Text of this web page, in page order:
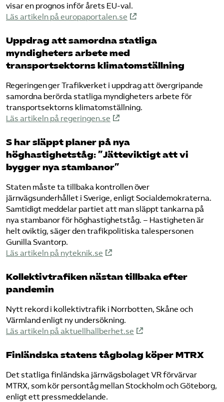
visar en prognos inför årets EU-val.
Läs artikeln på europaportalen.se
Uppdrag att samordna statliga
myndigheters arbete med
transportsektorns klimatomställning
Regeringen ger Trafikverket i uppdrag att övergripande
samordna berörda statliga myndigheters arbete för
transportsektorns klimatomställning.
Läs artikeln på regeringen.se
S har släppt planer på nya
höghastighetståg: ”Jätteviktigt att vi
bygger nya stambanor”
Staten måste ta tillbaka kontrollen över
järnvägsunderhållet i Sverige, enligt Socialdemokraterna.
Samtidigt meddelar partiet att man släppt tankarna på
nya stambanor för höghastighetståg. – Hastigheten är
helt oviktig, säger den trafikpolitiska talespersonen
Gunilla Svantorp.
Läs artikeln på nyteknik.se
Kollektivtrafiken nästan tillbaka efter
pandemin
Nytt rekord i kollektivtrafik i Norrbotten, Skåne och
Värmland enligt ny undersökning.
Läs artikeln på aktuellhallberhet.se
Finländska statens tågbolag köper MTRX
Det statliga finländska järnvägsbolaget VR förvärvar
MTRX, som kör persontåg mellan Stockholm och Göteborg,
enligt ett pressmeddelande.